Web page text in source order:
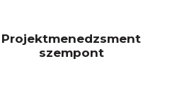
Projektmenedzsment
szempont